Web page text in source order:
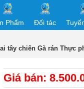
Phẩm Đối tác
tây chiên Gà rán Thực
Giá bán: